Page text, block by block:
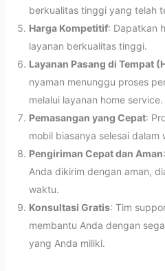
berkualitas tinggi yang telah
Harga Kompetitif: Dapatkan
layanan berkualitas tinggi.
Layanan Pasang di Tempat
nyaman menunggu proses
melalui layanan home service.
Pemasangan yang Cepat:
mobil biasanya selesai
Pengiriman Cepat dan Aman
Anda dikirim dengan aman,
waktu.
Konsultasi Gratis: Tim
membantu Anda dengan
yang Anda miliki.